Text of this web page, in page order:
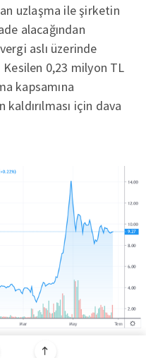
uzlaşma ile şirketin
alacağından
aslı üzerinde
Kesilen 0,23 milyon TL
kapsamına
için dava